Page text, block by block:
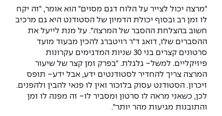
"מרצה יכול לצייר על הלוח דגם מסוים" הוא אומר, "זה יקח
לו זמן רב ובסוף יכולת הדמיון של הסטודנט היא גם מרכיב
חשוב בהצלחת ההסבר של המרצה". על מנת לייעל את
ההסברים שלו, דואג ד"ר רויטברג להכין מבעוד מועד
סרטונים קצרים בני 30 שניות המדגימים עקרונות
פיזיקליים. למשל- גלגלת. "בפרק זמן קצר של שיעור
המרצה צריך להחדיר לסטודנטים ידע, אבל ידע- תופס
זיכרון. הסטודנט עסוק בלזכור ואין לו פנאי להבין ולהפנים.
לכן, כשאני מראה לו סרטון ומסביר לו- זה מפנה לו זמן
והתובנות מגיעות מהר יותר".
מדברים הנדסה (פודקאסט)
ידיעות מן העיתונות
כתבי עת
כואבים את לכתם
יחידות לימוד אקדמיות
היחידה למתמטיקה
היחידה לפיזיקה
היחידה לאנגלית
היחידה לחברה ורוח
אופק – מרכזים לפיתוח מיומנויות
מועדוני סטודנטים
נבחרות הספורט
מעורבות חברתית
מרכז החדשנות והיזמות
מעטפת תמיכה וחוסן למשרתות
ולמשרתי המילואים – תשפ״ו
כנס עיבוד דיבור
מדד הכישורים